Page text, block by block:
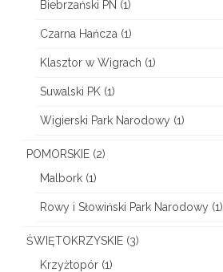
Biebrzański PN (1)
Czarna Hańcza (1)
Klasztor w Wigrach (1)
Suwalski PK (1)
Wigierski Park Narodowy (1)
POMORSKIE (2)
Malbork (1)
Rowy i Słowiński Park Narodowy (1)
ŚWIĘTOKRZYSKIE (3)
Krzyżtopór (1)